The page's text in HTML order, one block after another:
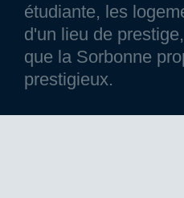
étudiante, les
d'un lieu de
que la Sorbonne
prestigieux.